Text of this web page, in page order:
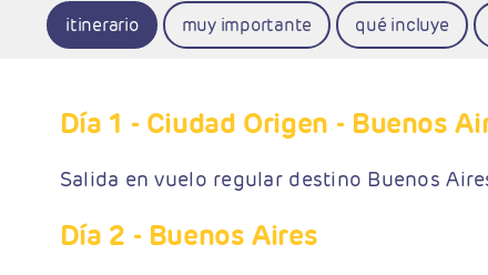
itinerario muy importante qué incluye
Día 1 - Ciudad Origen - Buenos
Salida en vuelo regular destino Buenos
Día 2 - Buenos Aires